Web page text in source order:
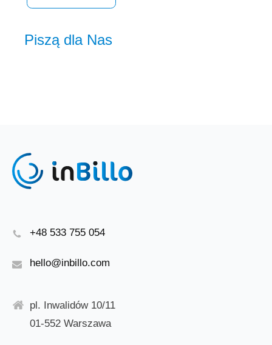
Piszą dla Nas
+48 533 755 054
hello@inbillo.com
pl. Inwalidów 10/11
01-552 Warszawa